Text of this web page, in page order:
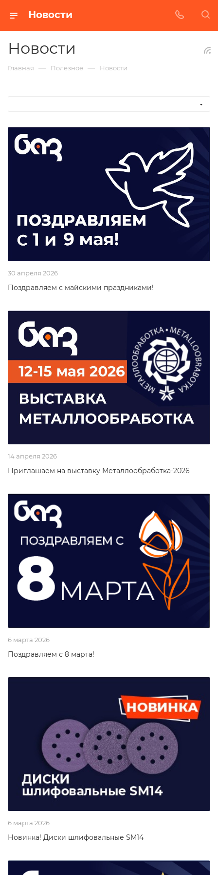
Новости
Новости
Главная — Полезное — Новости
30 апреля 2026
Поздравляем с майскими праздниками!
14 апреля 2026
Приглашаем на выставку Металлообработка-2026
6 марта 2026
Поздравляем с 8 марта!
6 марта 2026
Новинка! Диски шлифовальные SM14